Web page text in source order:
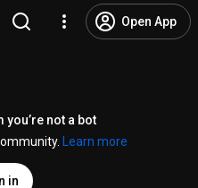
Open App
not a bot
Learn more
in